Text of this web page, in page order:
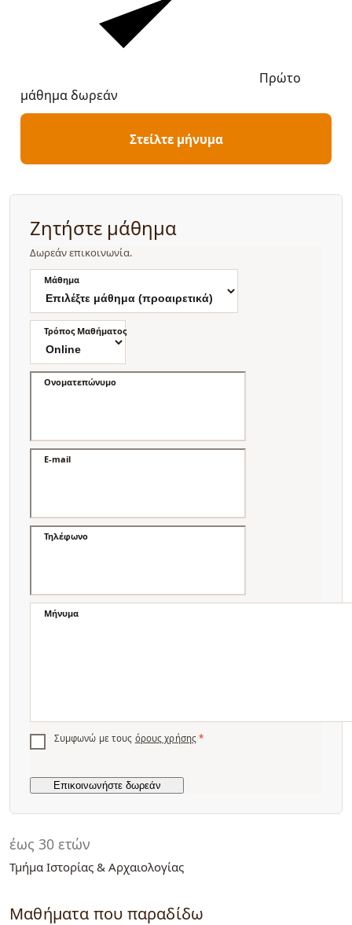
έως 30 ετών
Τμήμα Ιστορίας & Αρχαιολογίας
Μαθήματα που παραδίδω
Πρώτο
μάθημα δωρεάν
Στείλτε μήνυμα
Ζητήστε μάθημα
Δωρεάν επικοινωνία.
Μάθημα
Τρόπος Μαθήματος
Ονοματεπώνυμο
E-mail
Τηλέφωνο
Μήνυμα
Συμφωνώ με τους όρους χρήσης *